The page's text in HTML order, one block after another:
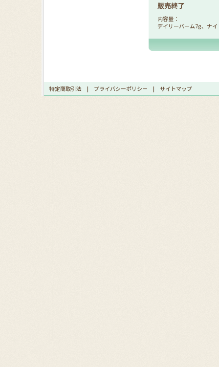
販売終了
内容量：
デイリーバーム7g、ナ
特定商取引法 | プライバシーポリシー | サイトマップ